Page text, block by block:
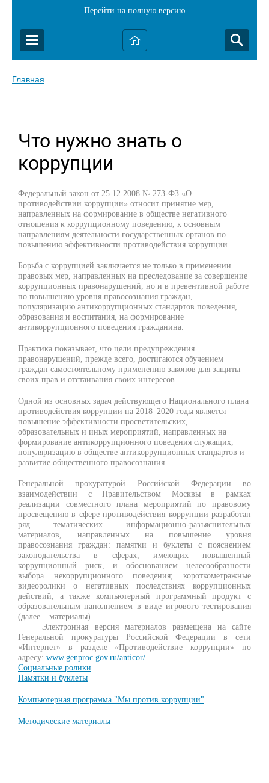
Перейти на полную версию
Главная
Что нужно знать о
коррупции
Федеральный закон от 25.12.2008 № 273-ФЗ «О
противодействии коррупции» относит принятие мер,
направленных на формирование в обществе негативного
отношения к коррупционному поведению, к основным
направлениям деятельности государственных органов по
повышению эффективности противодействия коррупции.
Борьба с коррупцией заключается не только в применении
правовых мер, направленных на преследование за совершение
коррупционных правонарушений, но и в превентивной работе
по повышению уровня правосознания граждан,
популяризацию антикоррупционных стандартов поведения,
образования и воспитания, на формирование
антикоррупционного поведения гражданина.
Практика показывает, что цели предупреждения
правонарушений, прежде всего, достигаются обучением
граждан самостоятельному применению законов для защиты
своих прав и отстаивания своих интересов.
Одной из основных задач действующего Национального плана
противодействия коррупции на 2018–2020 годы является
повышение эффективности просветительских,
образовательных и иных мероприятий, направленных на
формирование антикоррупционного поведения служащих,
популяризацию в обществе антикоррупционных стандартов и
развитие общественного правосознания.
Генеральной прокуратурой Российской Федерации во
взаимодействии с Правительством Москвы в рамках
реализации совместного плана мероприятий по правовому
просвещению в сфере противодействия коррупции разработан
ряд тематических информационно-разъяснительных
материалов, направленных на повышение уровня
правосознания граждан: памятки и буклеты с пояснением
законодательства в сферах, имеющих повышенный
коррупционный риск, и обоснованием целесообразности
выбора некоррупционного поведения; короткометражные
видеоролики о негативных последствиях коррупционных
действий; а также компьютерный программный продукт с
образовательным наполнением в виде игрового тестирования
(далее – материалы).
Электронная версия материалов размещена на сайте
Генеральной прокуратуры Российской Федерации в сети
«Интернет» в разделе «Противодействие коррупции» по
адресу: www.genproc.gov.ru/anticor/.
Социальные ролики
Памятки и буклеты
Компьютерная программа "Мы против коррупции"
Методические материалы